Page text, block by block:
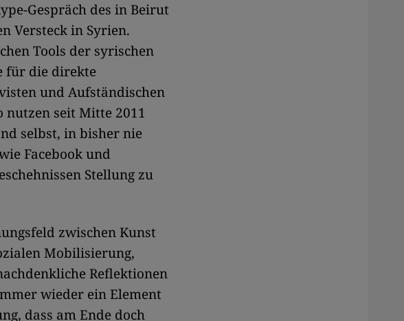
Gespräch des in Beirut
Versteck in Syrien.
Tools der syrischen
für die direkte
und Aufständischen
nutzen seit Mitte 2011
selbst, in bisher nie
Facebook und
Stellung zu
zwischen Kunst
Mobilisierung,
Reflektionen
wieder ein Element
dass am Ende doch